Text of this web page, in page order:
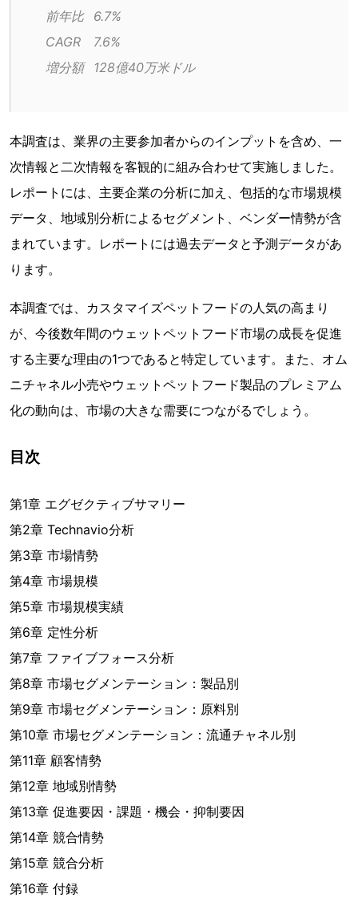
前年比	6.7%
CAGR	7.6%
増分額	128億40万米ドル
本調査は、業界の主要参加者からのインプットを含め、一
次情報と二次情報を客観的に組み合わせて実施しました。
レポートには、主要企業の分析に加え、包括的な市場規模
データ、地域別分析によるセグメント、ベンダー情勢が含
まれています。レポートには過去データと予測データがあ
ります。
本調査では、カスタマイズペットフードの人気の高まり
が、今後数年間のウェットペットフード市場の成長を促進
する主要な理由の1つであると特定しています。また、オム
ニチャネル小売やウェットペットフード製品のプレミアム
化の動向は、市場の大きな需要につながるでしょう。
目次
第1章 エグゼクティブサマリー
第2章 Technavio分析
第3章 市場情勢
第4章 市場規模
第5章 市場規模実績
第6章 定性分析
第7章 ファイブフォース分析
第8章 市場セグメンテーション：製品別
第9章 市場セグメンテーション：原料別
第10章 市場セグメンテーション：流通チャネル別
第11章 顧客情勢
第12章 地域別情勢
第13章 促進要因・課題・機会・抑制要因
第14章 競合情勢
第15章 競合分析
第16章 付録